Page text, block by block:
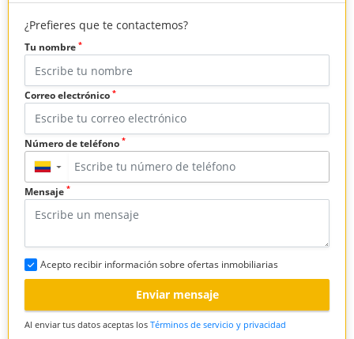
¿Prefieres que te contactemos?
Tu nombre *
Correo electrónico *
Número de teléfono *
▼
Mensaje *
Acepto recibir información sobre ofertas inmobiliarias
Enviar mensaje
Al enviar tus datos aceptas los Términos de servicio y privacidad